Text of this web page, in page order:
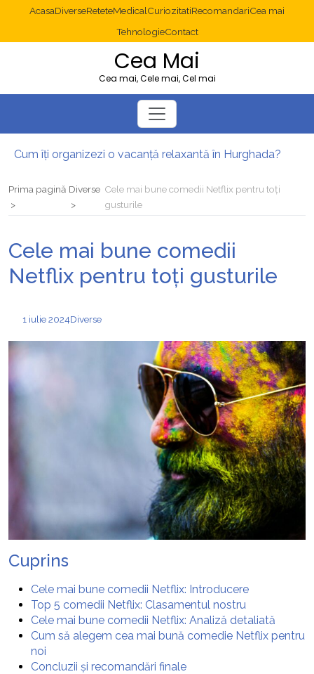
AcasaDiverseReteteMedicalCuriozitatiRecomandariCea mai
TehnologieContact
Cea Mai
Cea mai, Cele mai, Cel mai
Cum îți organizezi o vacanță relaxantă în Hurghada?
Prima pagină Diverse Cele mai bune comedii Netflix pentru toți
gusturile
Cele mai bune comedii
Netflix pentru toți gusturile
1 iulie 2024Diverse
Cuprins
Cele mai bune comedii Netflix: Introducere
Top 5 comedii Netflix: Clasamentul nostru
Cele mai bune comedii Netflix: Analiză detaliată
Cum să alegem cea mai bună comedie Netflix pentru
noi
Concluzii și recomandări finale